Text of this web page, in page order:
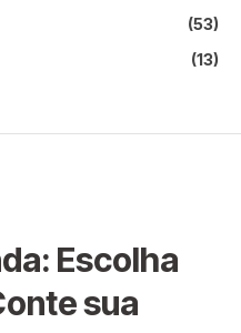
(53)
(13)
Escolha
sua